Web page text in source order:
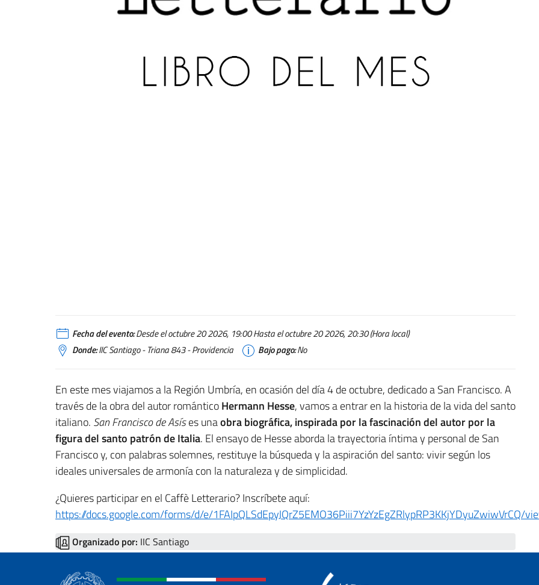
Fecha del evento:Desde el octubre 20 2026, 19:00 Hasta el octubre 20 2026, 20:30 (Hora local)
Donde:IIC Santiago - Triana 843 - Providencia Bajo pago:No
En este mes viajamos a la Región Umbría, en ocasión del día 4 de octubre, dedicado a San Francisco. A
través de la obra del autor románticoHermann Hesse, vamos a entrar en la historia de la vida del santo
italiano. San Francisco de Asíses unaobra biográfica, inspirada por la fascinación del autor por la
figura del santo patrón de Italia. El ensayo de Hesse aborda la trayectoria íntima y personal de San
Francisco y, con palabras solemnes, restituye la búsqueda y la aspiración del santo: vivir según los
ideales universales de armonía con la naturaleza y de simplicidad.
¿Quieres participar en el Caffè Letterario? Inscríbete aquí:
https://docs.google.com/forms/d/e/1FAIpQLSdEpyJQrZ5EMO36Piii7YzYzEgZRlypRP3KKjYDyuZwiwVrCQ/
Organizado por: IIC Santiago